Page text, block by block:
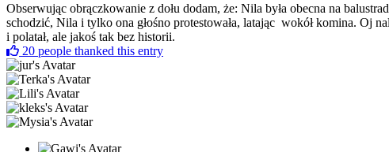
Obserwując obrączkowanie z dołu dodam, że: Nila była obecna na
schodzić, Nila i tylko ona głośno protestowała, latając wokół komina. Oj
i polatał, ale jakoś tak bez historii.
20 people thanked this entry